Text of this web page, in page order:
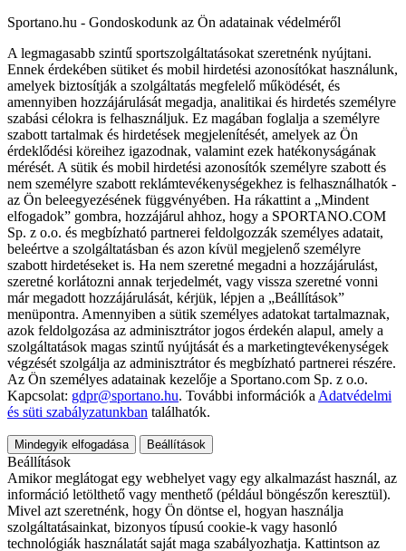
Sportano.hu - Gondoskodunk az Ön adatainak védelméről
A legmagasabb szintű sportszolgáltatásokat szeretnénk nyújtani.
Ennek érdekében sütiket és mobil hirdetési azonosítókat használunk,
amelyek biztosítják a szolgáltatás megfelelő működését, és
amennyiben hozzájárulását megadja, analitikai és hirdetés személyre
szabási célokra is felhasználjuk. Ez magában foglalja a személyre
szabott tartalmak és hirdetések megjelenítését, amelyek az Ön
érdeklődési köreihez igazodnak, valamint ezek hatékonyságának
mérését. A sütik és mobil hirdetési azonosítók személyre szabott és
nem személyre szabott reklámtevékenységekhez is felhasználhatók -
az Ön beleegyezésének függvényében. Ha rákattint a „Mindent
elfogadok” gombra, hozzájárul ahhoz, hogy a SPORTANO.COM
Sp. z o.o. és megbízható partnerei feldolgozzák személyes adatait,
beleértve a szolgáltatásban és azon kívül megjelenő személyre
szabott hirdetéseket is. Ha nem szeretné megadni a hozzájárulást,
szeretné korlátozni annak terjedelmét, vagy vissza szeretné vonni
már megadott hozzájárulását, kérjük, lépjen a „Beállítások”
menüpontra. Amennyiben a sütik személyes adatokat tartalmaznak,
azok feldolgozása az adminisztrátor jogos érdekén alapul, amely a
szolgáltatások magas szintű nyújtását és a marketingtevékenységek
végzését szolgálja az adminisztrátor és megbízható partnerei részére.
Az Ön személyes adatainak kezelője a Sportano.com Sp. z o.o.
Kapcsolat: gdpr@sportano.hu. További információk a Adatvédelmi
és süti szabályzatunkban találhatók.
Mindegyik elfogadása Beállítások
Beállítások
Amikor meglátogat egy webhelyet vagy egy alkalmazást használ, az
információ letölthető vagy menthető (például böngészőn keresztül).
Mivel azt szeretnénk, hogy Ön döntse el, hogyan használja
szolgáltatásainkat, bizonyos típusú cookie-k vagy hasonló
technológiák használatát saját maga szabályozhatja. Kattintson az